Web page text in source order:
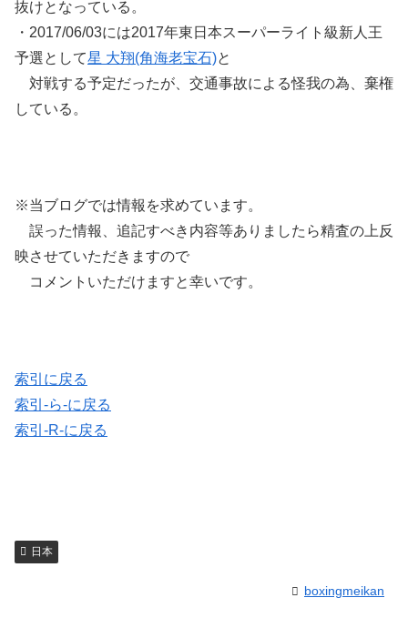
抜けとなっている。
・2017/06/03には2017年東日本スーパーライト級新人王
予選として星 大翔(角海老宝石)と
対戦する予定だったが、交通事故による怪我の為、棄権
している。
※当ブログでは情報を求めています。
誤った情報、追記すべき内容等ありましたら精査の上反
映させていただきますので
コメントいただけますと幸いです。
索引に戻る
索引-ら-に戻る
索引-R-に戻る
日本
boxingmeikan